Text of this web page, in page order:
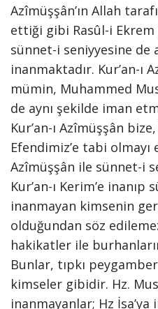
Azîmüşşân’ın Allah
ettiği gibi Rasûl-i Ekrem
sünnet-i seniyyesine de
inanmaktadır. Kur’an-ı
mümin, Muhammed
de aynı şekilde iman
Kur’an-ı Azîmüşşân
Efendimiz’e tabi olmayı
Azîmüşşân ile sünnet-i
Kur’an-ı Kerim’e inanıp
inanmayan kimsenin
olduğundan söz
hakikatler ile
Bunlar, tıpkı
kimseler gibidir. Hz.
inanmayanlar; Hz İsa’ya